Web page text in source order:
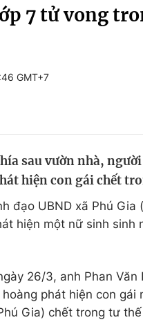
lượng cuộc sống
7 tử vong
GMT+7
sau vườn nhà,
hiện con gái chết
đạo UBND xã Phú
hiện một nữ sinh sinh
26/3, anh Phan
phát hiện con gái
Gia) chết trong tư